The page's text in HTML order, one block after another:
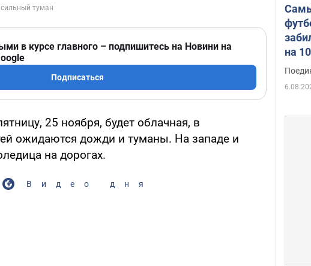
в курсе главного – подпишитесь на Новини на
Подписаться
25 ноября, будет облачная, в
ожидаются дожди и туманы. На западе и
на дорогах.
Видео дня
на